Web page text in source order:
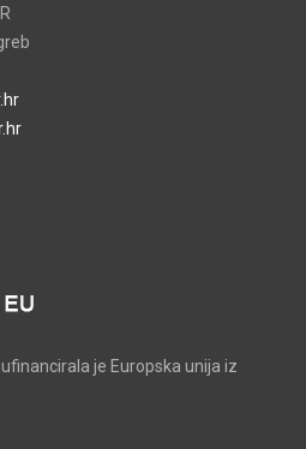
je Europska unija iz